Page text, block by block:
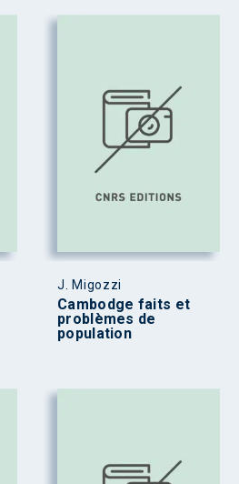
J. Migozzi
Cambodge faits et
problèmes de
population